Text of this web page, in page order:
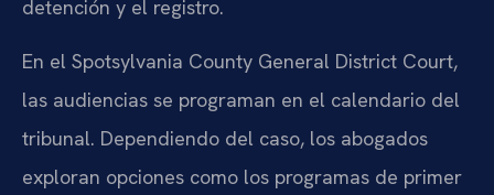
detención y el registro.
En el Spotsylvania County General District Court,
las audiencias se programan en el calendario del
tribunal. Dependiendo del caso, los abogados
exploran opciones como los programas de primer